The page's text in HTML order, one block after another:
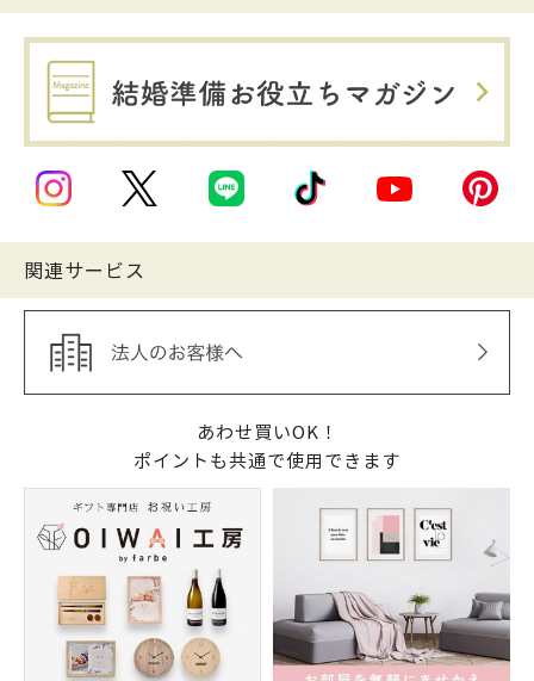
関連サービス
あわせ買いOK！
ポイントも共通で使用できます